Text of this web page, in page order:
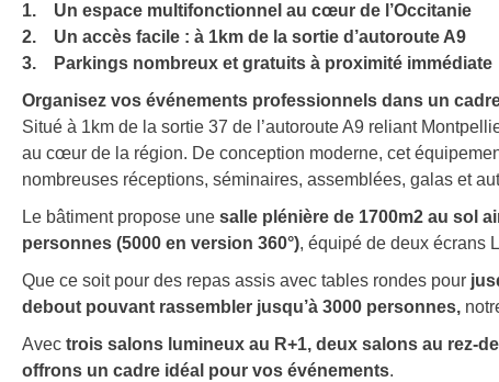
1. Un espace multifonctionnel au cœur de l’Occitanie
2. Un accès facile : à 1km de la sortie d’autoroute A9
3. Parkings nombreux et gratuits à proximité immédiate
Organisez vos événements professionnels dans un
Situé à 1km de la sortie 37 de l’autoroute A9 reliant
au cœur de la région. De conception moderne, cet
nombreuses réceptions, séminaires, assemblées, galas et
Le bâtiment propose une salle plénière de 1700m2 au sol
personnes (5000 en version 360°), équipé de deux écrans
Que ce soit pour des repas assis avec tables rondes pour
debout pouvant rassembler jusqu’à 3000 personnes,
Avec trois salons lumineux au R+1, deux salons au rez-
offrons un cadre idéal pour vos événements.